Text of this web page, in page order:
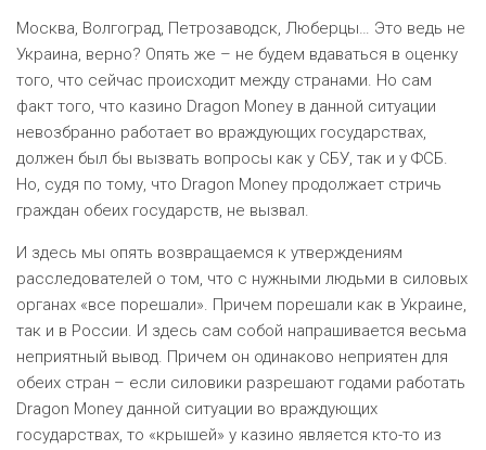
Москва, Волгоград, Петрозаводск, Люберцы… Это ведь не
Украина, верно? Опять же – не будем вдаваться в оценку
того, что сейчас происходит между странами. Но сам
факт того, что казино Dragon Money в данной ситуации
невозбранно работает во враждующих государствах,
должен был бы вызвать вопросы как у СБУ, так и у ФСБ.
Но, судя по тому, что Dragon Money продолжает стричь
граждан обеих государств, не вызвал.
И здесь мы опять возвращаемся к утверждениям
расследователей о том, что с нужными людьми в силовых
органах «все порешали». Причем порешали как в Украине,
так и в России. И здесь сам собой напрашивается весьма
неприятный вывод. Причем он одинаково неприятен для
обеих стран – если силовики разрешают годами работать
Dragon Money данной ситуации во враждующих
государствах, то «крышей» у казино является кто-то из